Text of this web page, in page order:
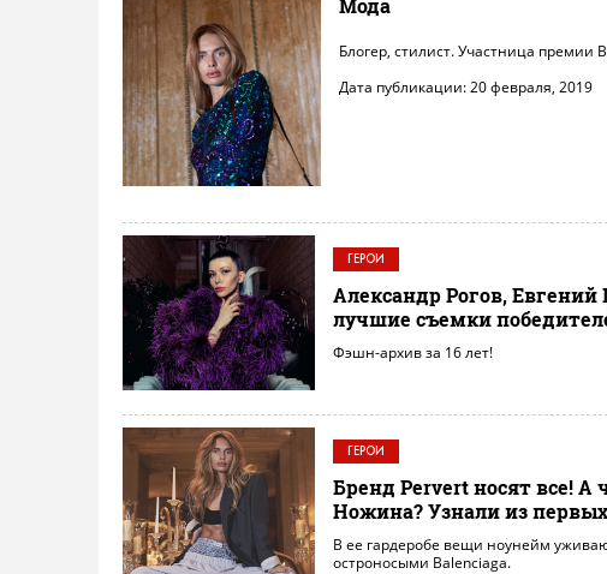
Мода
Блогер, стилист. Участница премии
Дата публикации: 20 февраля, 2019
ГЕРОИ
Александр Рогов,
лучшие съемки
Фэшн-архив за 16 лет!
ГЕРОИ
Бренд Pervert носят все! А
Ножина? Узнали из
В ее гардеробе вещи ноунейм
остроносыми Balenciaga.